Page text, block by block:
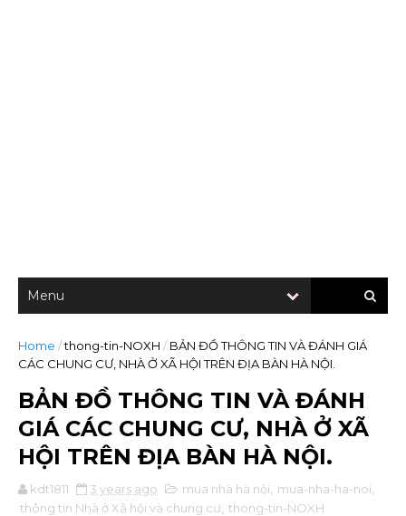
Home /thong-tin-NOXH / BẢN ĐỒ THÔNG TIN VÀ ĐÁNH GIÁ
CÁC CHUNG CƯ, NHÀ Ở XÃ HỘI TRÊN ĐỊA BÀN HÀ NỘI.
BẢN ĐỒ THÔNG TIN VÀ ĐÁNH
GIÁ CÁC CHUNG CƯ, NHÀ Ở XÃ
HỘI TRÊN ĐỊA BÀN HÀ NỘI.
kdt1811 3 years ago mua nhà hà nội mua-nha-ha-noi
thông tin Nhà ở Xã hội và chung cư thong-tin-NOXH